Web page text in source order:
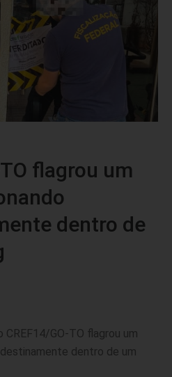
flagrou um
dentro de
CREF14/GO-TO flagrou um
dentro de um